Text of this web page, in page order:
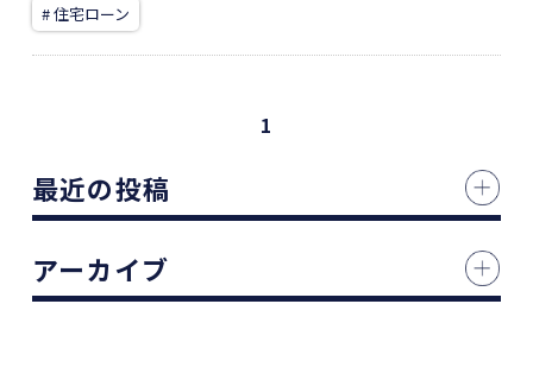
# 住宅ローン
1
最近の投稿
アーカイブ